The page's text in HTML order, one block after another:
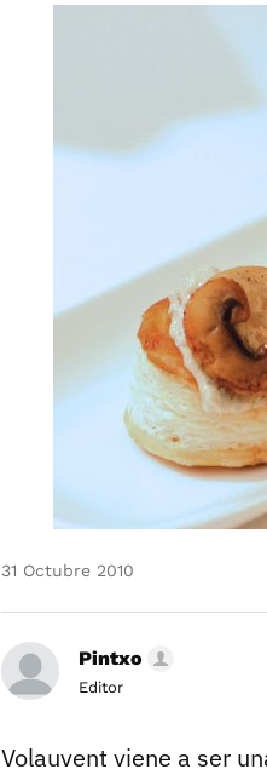
31 Octubre 2010
Pintxo
Editor
Volauvent viene a ser